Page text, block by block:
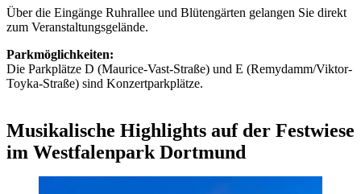
Über die Eingänge Ruhrallee und Blütengärten gelangen Sie direkt
zum Veranstaltungsgelände.
Parkmöglichkeiten:
Die Parkplätze D (Maurice-Vast-Straße) und E (Remydamm/Viktor-
Toyka-Straße) sind Konzertparkplätze.
Musikalische Highlights auf der Festwiese
im Westfalenpark Dortmund